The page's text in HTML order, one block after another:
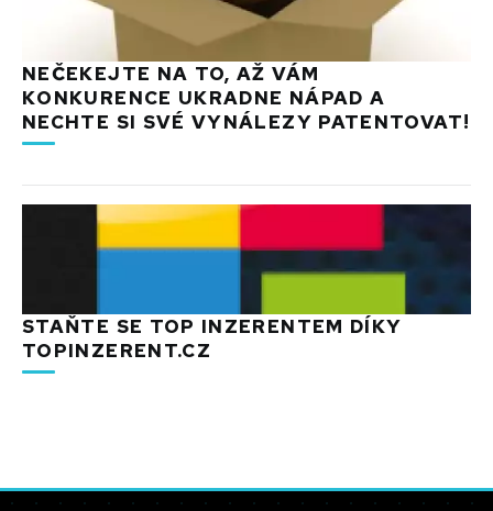
NEČEKEJTE NA TO, AŽ VÁM
KONKURENCE UKRADNE NÁPAD A
NECHTE SI SVÉ VYNÁLEZY PATENTOVAT!
STAŇTE SE TOP INZERENTEM DÍKY
TOPINZERENT.CZ